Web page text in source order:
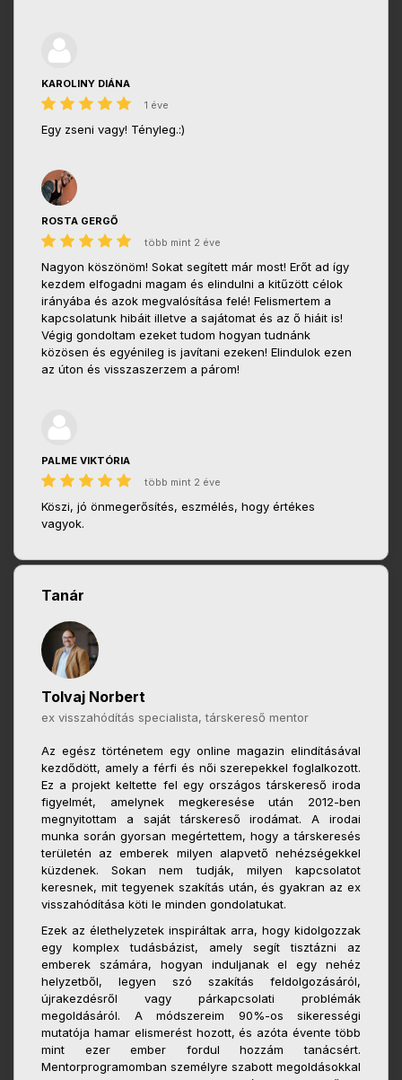
KAROLINY DIÁNA
1 éve
Egy zseni vagy! Tényleg.:)
ROSTA GERGŐ
több mint 2 éve
Nagyon köszönöm! Sokat segített már most! Erőt ad így
kezdem elfogadni magam és elindulni a kitűzött célok
irányába és azok megvalósítása felé! Felismertem a
kapcsolatunk hibáit illetve a sajátomat és az ő hiáit is!
Végig gondoltam ezeket tudom hogyan tudnánk
közösen és egyénileg is javítani ezeken! Elindulok ezen
az úton és visszaszerzem a párom!
PALME VIKTÓRIA
több mint 2 éve
Köszi, jó önmegerősítés, eszmélés, hogy értékes
vagyok.
Tanár
Tolvaj Norbert
ex visszahódítás specialista, társkereső mentor
Az egész történetem egy online magazin elindításával
kezdődött, amely a férfi és női szerepekkel foglalkozott.
Ez a projekt keltette fel egy országos társkereső iroda
figyelmét, amelynek megkeresése után 2012-ben
megnyitottam a saját társkereső irodámat. A irodai
munka során gyorsan megértettem, hogy a társkeresés
területén az emberek milyen alapvető nehézségekkel
küzdenek. Sokan nem tudják, milyen kapcsolatot
keresnek, mit tegyenek szakítás után, és gyakran az ex
visszahódítása köti le minden gondolatukat.
Ezek az élethelyzetek inspiráltak arra, hogy kidolgozzak
egy komplex tudásbázist, amely segít tisztázni az
emberek számára, hogyan induljanak el egy nehéz
helyzetből, legyen szó szakítás feldolgozásáról,
újrakezdésről vagy párkapcsolati problémák
megoldásáról. A módszereim 90%-os sikerességi
mutatója hamar elismerést hozott, és azóta évente több
mint ezer ember fordul hozzám tanácsért.
Mentorprogramomban személyre szabott megoldásokkal